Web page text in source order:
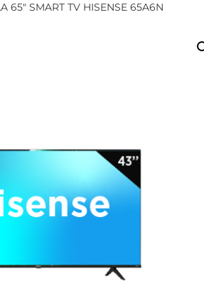
65″ SMART TV HISENSE 65A6N